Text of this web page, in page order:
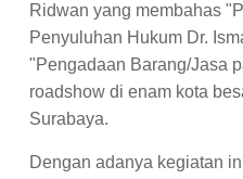
Ridwan yang membahas
Penyuluhan Hukum Dr.
"Pengadaan Barang/Jasa
roadshow di enam kota
Surabaya.
Dengan adanya kegiatan